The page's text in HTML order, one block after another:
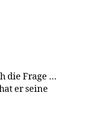
die Frage …
er seine